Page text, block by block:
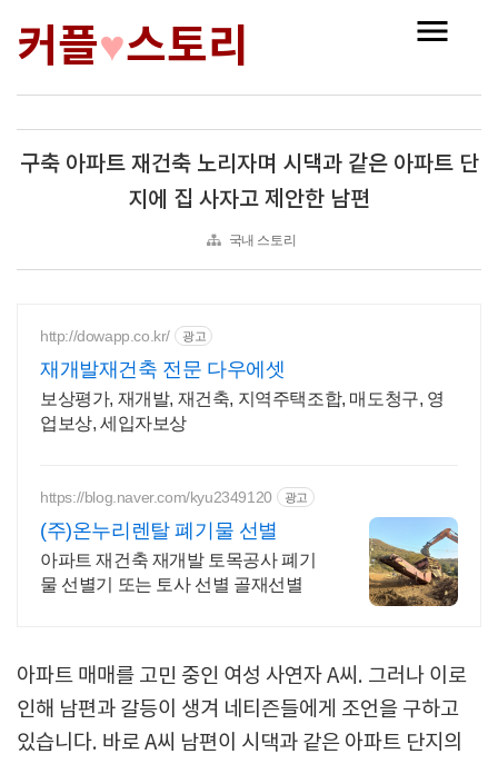
커플♥스토리
구축 아파트 재건축 노리자며 시댁과 같은 아파트 단
지에 집 사자고 제안한 남편
국내 스토리
http://dowapp.co.kr/ 광고
재개발재건축 전문 다우에셋
보상평가, 재개발, 재건축, 지역주택조합, 매도청구, 영
업보상, 세입자보상
https://blog.naver.com/kyu2349120 광고
(주)온누리렌탈 폐기물 선별
아파트 재건축 재개발 토목공사 폐기
물 선별기 또는 토사 선별 골재선별
아파트 매매를 고민 중인 여성 사연자 A씨. 그러나 이로
인해 남편과 갈등이 생겨 네티즌들에게 조언을 구하고
있습니다. 바로 A씨 남편이 시댁과 같은 아파트 단지의